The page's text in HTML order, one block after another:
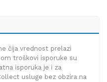
čija vrednost prelazi
troškovi isporuke su
isporuka je i za
usluge bez obzira na